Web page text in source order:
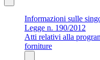
Informazioni sulle
Legge n. 190/2012
Atti relativi alla
forniture